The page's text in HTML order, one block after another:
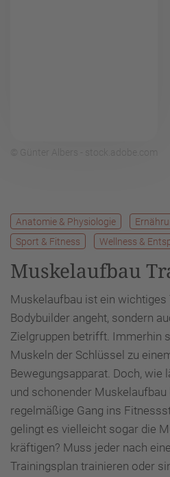
Anatomie & Physiologie
Sport & Fitness
Wellness &
Muskelaufbau
Muskelaufbau ist ein
Bodybuilder angeht, sondern
Zielgruppen betrifft. Immerhin
Muskeln der Schlüssel zu
Bewegungsapparat. Doch, wie
und schonender
regelmäßige Gang ins
gelingt es vielleicht sogar die
kräftigen? Muss jeder nach
Trainingsplan trainieren oder